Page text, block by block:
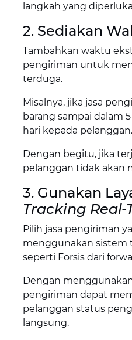
langkah yang
2. Sediakan
Tambahkan waktu
pengiriman untuk
terduga.
Misalnya, jika jasa
barang sampai dalam
hari kepada pelanggan.
Dengan begitu, jika
pelanggan tidak akan
3. Gunakan
Tracking Real-
Pilih jasa pengiriman
menggunakan sistem
seperti Forsis dari
Dengan
pengiriman dapat
pelanggan status
langsung.